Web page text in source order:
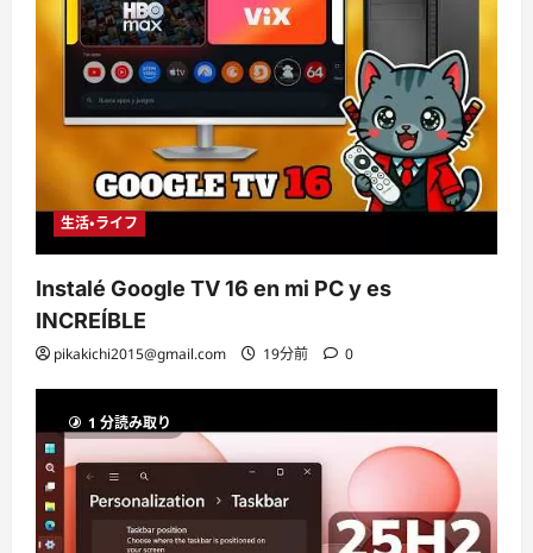
生活・ライフ
Instalé Google TV 16 en mi PC y es
INCREÍBLE
pikakichi2015@gmail.com 19分前 0
1 分読み取り